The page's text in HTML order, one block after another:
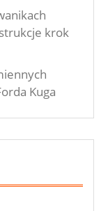
krok
Kuga